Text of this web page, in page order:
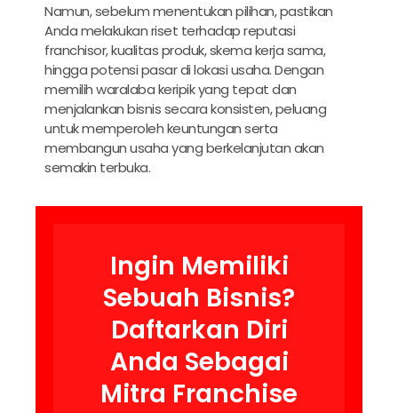
Namun, sebelum menentukan pilihan, pastikan
Anda melakukan riset terhadap reputasi
franchisor, kualitas produk, skema kerja sama,
hingga potensi pasar di lokasi usaha. Dengan
memilih waralaba keripik yang tepat dan
menjalankan bisnis secara konsisten, peluang
untuk memperoleh keuntungan serta
membangun usaha yang berkelanjutan akan
semakin terbuka.
Ingin Memiliki
Sebuah Bisnis?
Daftarkan Diri
Anda Sebagai
Mitra Franchise